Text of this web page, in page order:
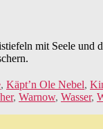
mit Seele und
, Käpt’n Ole Nebel,
, Warnow, Wasser,